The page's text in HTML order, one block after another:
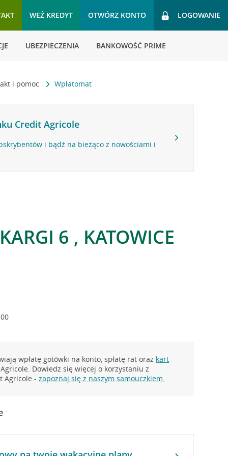
WEŹ KREDYT OTWÓRZ KONTO LOGOWANIE
UBEZPIECZENIA BANKOWOŚĆ PRIME
i pomoc Wpłatomat
Credit Agricole
i bądź na bieżąco z nowościami i
6 , KATOWICE
wpłatę gotówki na konto, spłatę rat oraz kart
Dowiedz się więcej o korzystaniu z
Agricole -zapoznaj się z naszym samouczkiem.